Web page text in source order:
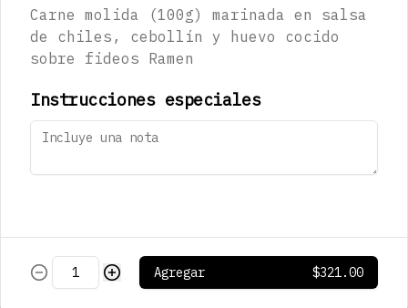
$123.00
473 ml
$180.00
Stella Artois
330 mL
Carne molida (100g) marinada en salsa
de chiles, cebollín y huevo cocido
sobre fideos Ramen
Instrucciones especiales
Agregar $321.00